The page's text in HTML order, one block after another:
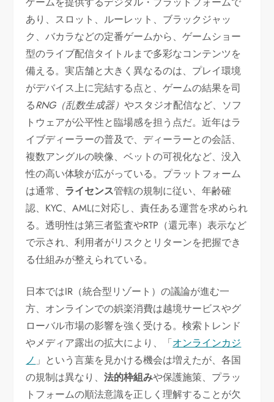
あり、スロット、ルーレット、ブラックジャッ
ク、バカラなどの定番ゲームから、ゲームショー
型のライブ配信タイトルまで多彩なコンテンツを
備える。実店舗と大きく異なるのは、プレイ環境
がデバイス上に完結する点と、ゲームの結果を司
るRNG（乱数生成器）やスタジオ配信など、ソフ
トウェアが公平性と臨場感を担う点だ。近年はラ
イブディーラーの普及で、ディーラーとの会話、
複数アングルの映像、ベットの可視化など、没入
性の高い体験が広がっている。プラットフォーム
は通常、 ライセンス管轄の規制に従い、年齢確
認、KYC、AMLに対応し、責任ある運営を求められ
る。透明性は第三者監査やRTP（還元率）表示など
で示され、利用者がリスクとリターンを把握でき
る仕組みが整えられている。
日本ではIR（統合型リゾート）の議論が進む一
方、オンラインでの娯楽消費は越境サービスやグ
ローバル市場の影響を強く受ける。検索トレンド
やメディア露出の拡大により、「オンラインカジ
ノ 」という言葉を見かける機会は増えたが、各国
の規制は異なり、法的枠組みや保護施策、プラッ
トフォームの順法意識を正しく理解することが欠